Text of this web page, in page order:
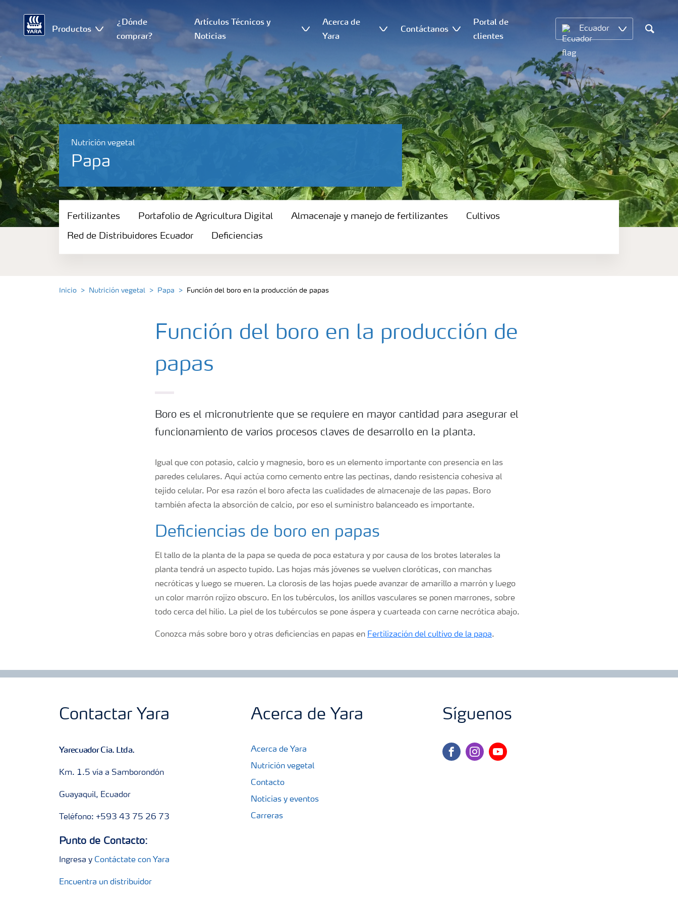
Productos
¿Dónde
comprar?
Artículos Técnicos y
Noticias
Acerca de
Yara
Contáctanos
Portal de
clientes
Ecuador
Search
Nutrición vegetal
Papa
Fertilizantes
Portafolio de Agricultura Digital
Red de Distribuidores Ecuador
Fertilizantes Portafolio de Agricultura Digital Almacenaje y manejo de fertilizantes Cultivos
Red de Distribuidores Ecuador Deficiencias
Inicio Nutrición vegetal Papa Función del boro en la producción de papas
Función del boro en la producción de
papas
Boro es el micronutriente que se requiere en mayor cantidad para asegurar el
funcionamiento de varios procesos claves de desarrollo en la planta.
Igual que con potasio, calcio y magnesio, boro es un elemento importante con presencia en las
paredes celulares. Aquí actúa como cemento entre las pectinas, dando resistencia cohesiva al
tejido celular. Por esa razón el boro afecta las cualidades de almacenaje de las papas. Boro
también afecta la absorción de calcio, por eso el suministro balanceado es importante.
Deficiencias de boro en papas
El tallo de la planta de la papa se queda de poca estatura y por causa de los brotes laterales la
planta tendrá un aspecto tupido. Las hojas más jóvenes se vuelven cloróticas, con manchas
necróticas y luego se mueren. La clorosis de las hojas puede avanzar de amarillo a marrón y luego
un color marrón rojizo obscuro. En los tubérculos, los anillos vasculares se ponen marrones, sobre
todo cerca del hilio. La piel de los tubérculos se pone áspera y cuarteada con carne necrótica abajo.
Conozca más sobre boro y otras deficiencias en papas en Fertilización del cultivo de la papa.
Contactar Yara
Yarecuador Cia. Ltda.
Km. 1.5 vía a Samborondón
Guayaquil, Ecuador
Teléfono: +593 43 75 26 73
Punto de Contacto:
Ingresa y Contáctate con Yara
Encuentra un distribuidor
Acerca de Yara
Acerca de Yara
Nutrición vegetal
Contacto
Noticias y eventos
Carreras
Síguenos
facebookinstagram
youtube